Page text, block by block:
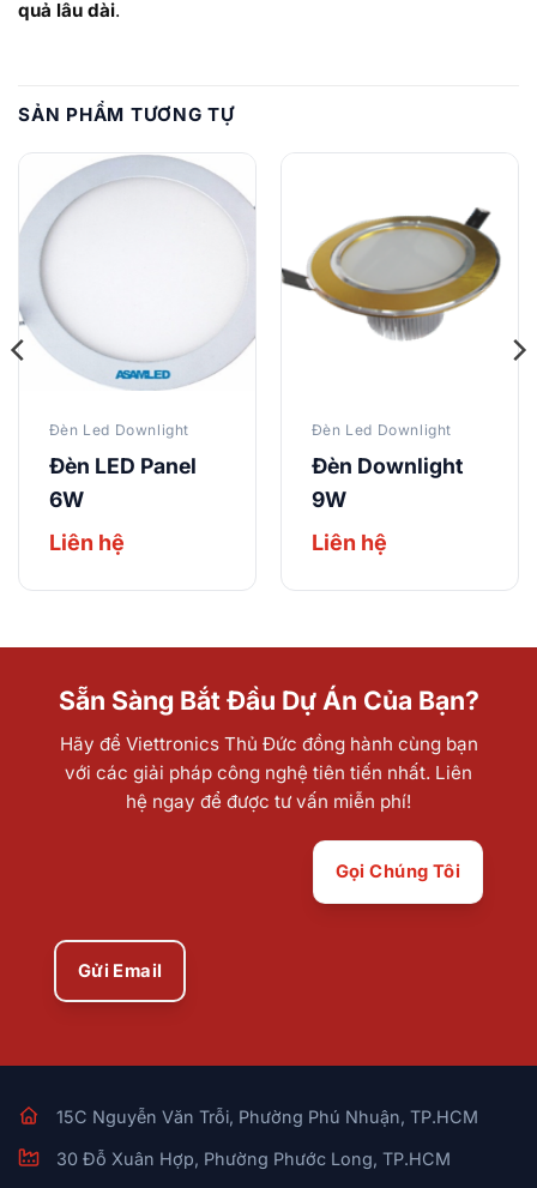
quả lâu dài.
SẢN PHẨM TƯƠNG TỰ
Đèn Led Downlight
Đèn LED Panel
6W
Liên hệ
Đèn Led Downlight
Đèn Downlight
9W
Liên hệ
Sẵn Sàng Bắt Đầu Dự Án Của Bạn?
Hãy để Viettronics Thủ Đức đồng hành cùng bạn
với các giải pháp công nghệ tiên tiến nhất. Liên
hệ ngay để được tư vấn miễn phí!
Gọi Chúng Tôi
Gửi Email
15C Nguyễn Văn Trỗi, Phường Phú Nhuận, TP.HCM
30 Đỗ Xuân Hợp, Phường Phước Long, TP.HCM